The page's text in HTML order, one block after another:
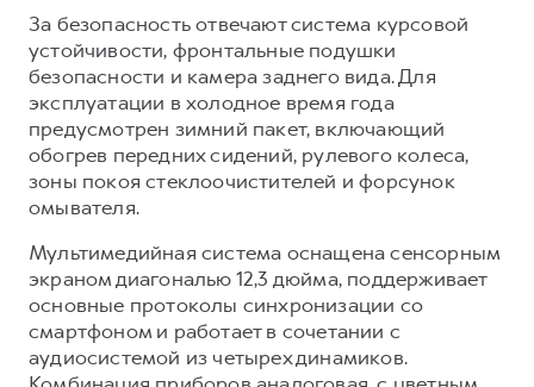
За безопасность отвечают система курсовой
устойчивости, фронтальные подушки
безопасности и камера заднего вида. Для
эксплуатации в холодное время года
предусмотрен зимний пакет, включающий
обогрев передних сидений, рулевого колеса,
зоны покоя стеклоочистителей и форсунок
омывателя.
Мультимедийная система оснащена сенсорным
экраном диагональю 12,3 дюйма, поддерживает
основные протоколы синхронизации со
смартфоном и работает в сочетании с
аудиосистемой из четырех динамиков.